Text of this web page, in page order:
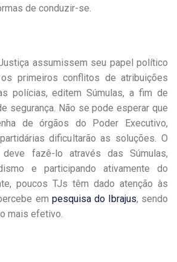
de conduzir-se.
assumissem seu papel político
primeiros conflitos de atribuições
polícias, editem Súmulas, a fim de
segurança. Não se pode esperar que
de órgãos do Poder Executivo,
dificultarão as soluções. O
fazê-lo através das Súmulas,
e participando ativamente do
poucos TJs têm dado atenção às
em pesquisa do Ibrajus, sendo
mais efetivo.